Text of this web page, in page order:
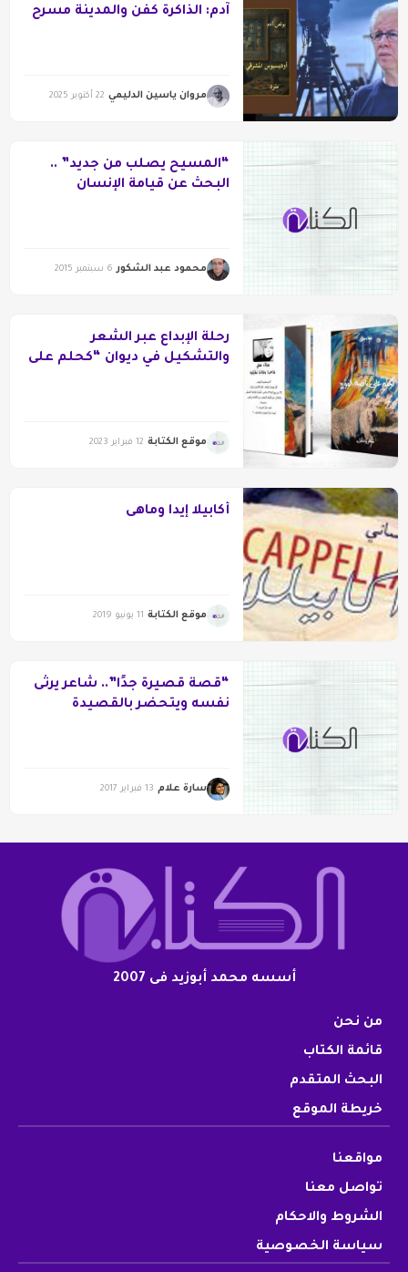
آدم: الذاكرة كفن والمدينة مسرح
مروان ياسين الدليمي 22 أكتوبر 2025
“المسيح يصلب من جديد” ..
البحث عن قيامة الإنسان
محمود عبد الشكور 6 سبتمبر 2015
رحلة الإبداع عبر الشعر
والتشكيل في ديوان “كحلم على
موقع الكتابة 12 فبراير 2023
أكابيلا إيدا وماهى
موقع الكتابة 11 يونيو 2019
“قصة قصيرة جدًا”.. شاعر يرثى
نفسه ويتحضر بالقصيدة
سارة علام 13 فبراير 2017
أسسه محمد أبوزيد فى 2007
من نحن
قائمة الكتاب
البحث المتقدم
خريطة الموقع
مواقعنا
تواصل معنا
الشروط والاحكام
سياسة الخصوصية